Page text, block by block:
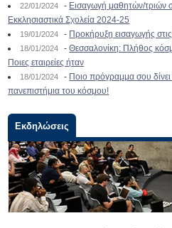
22/01/2024 - Εισαγωγή μαθητών/τριών
Εκκλησιαστικά Σχολεία 2024-25
19/01/2024 - Προκήρυξη εισαγωγής
18/01/2024 -Θεσσαλονίκη: Πλήθος
Ποιες εταιρείες ήταν
18/01/2024 - Ποιο πρόγραμμα σου
πανεπιστήμια του κόσμου!
Εκδηλώσεις